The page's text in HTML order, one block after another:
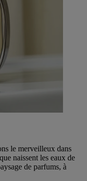
le merveilleux dans
naissent les eaux de
de parfums, à